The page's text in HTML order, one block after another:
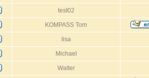
test02
KOMPASS Tom
lisa
Michael
Walter